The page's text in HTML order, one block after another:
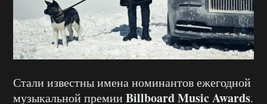
Стали известны имена номинантов ежегодной
музыкальной премии Billboard Music Awards.